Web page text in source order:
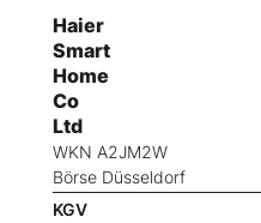
Haier
Smart
Home
Co
Ltd
WKN A2JM2W
Börse Düsseldorf
KGV